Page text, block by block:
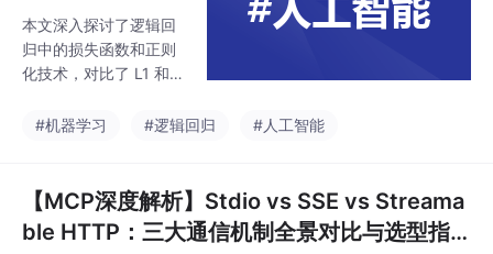
积，量化模型的整体区
分能力。接着探讨了二
者的核心功能差异，RO
性能和指导阈值选择，
章还分析了
析
本文深入探讨了逻辑回
归中的损失函数和正则
化技术，对比了 L1 和 L
场景，并通过代码示例
化参数 C 对模型的影
响，介绍了通过网格搜
索确定最优参数的方
#机器学习 #逻辑回归 #人工智能
【MCP深度解析】Stdio vs SSE vs Streama
ble HTTP：三大通信机制全景对比与选型指